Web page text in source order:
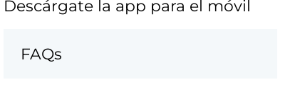
Descárgate la app para el móvil
FAQs